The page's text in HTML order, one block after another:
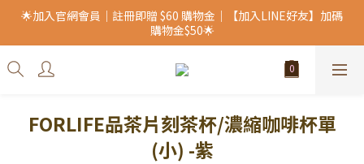
🌟加入官網會員｜註冊即贈 $60 購物金｜【加入LINE好友】加碼
購物金$50🌟
FORLIFE品茶片刻茶杯/濃縮咖啡杯單
(小) -紫